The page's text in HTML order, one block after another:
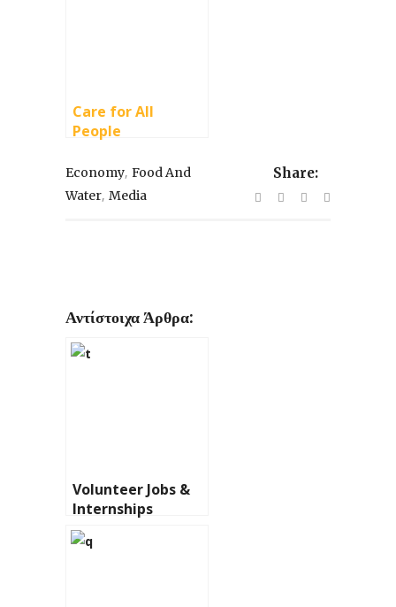
Care for All
People
Economy, Food And
Water, Media
Share:
Αντίστοιχα Άρθρα:
Volunteer Jobs &
Internships